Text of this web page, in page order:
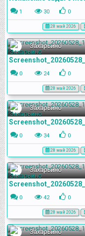
1 30 0
28 май 2026
Захарьино
0 24 0
28 май 2026
Захарьино
0 34 0
28 май 2026
Захарьино
0 42 0
28 май 2026
Захарьино